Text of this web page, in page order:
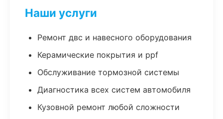
Наши услуги
Ремонт двс и навесного оборудования
Керамические покрытия и ppf
Обслуживание тормозной системы
Диагностика всех систем автомобиля
Кузовной ремонт любой сложности